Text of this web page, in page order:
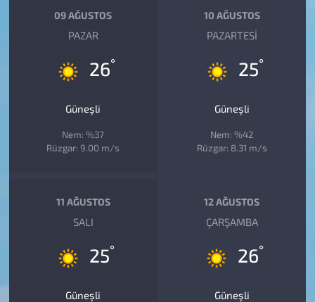
09 AĞUSTOS
PAZAR
26°
Güneşli
Nem: %37
Rüzgar: 9.00 m/s
10 AĞUSTOS
PAZARTESI
25°
Güneşli
Nem: %42
Rüzgar: 8.31 m/s
11 AĞUSTOS
SALI
25°
Güneşli
12 AĞUSTOS
ÇARŞAMBA
26°
Güneşli